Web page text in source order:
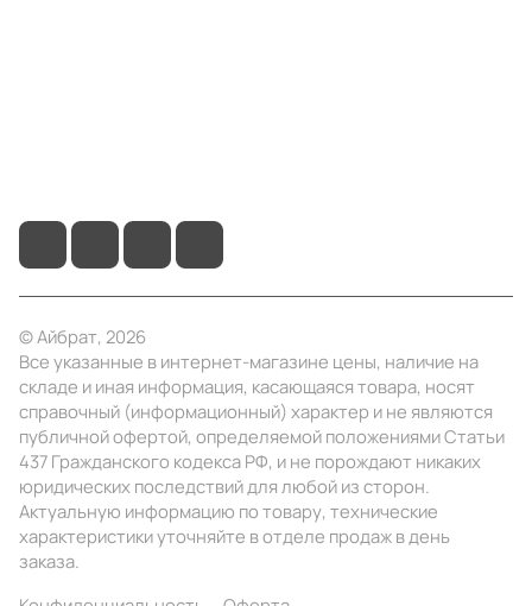
© Айбрат, 2026
Все указанные в интернет-магазине цены, наличие на
складе и иная информация, касающаяся товара, носят
справочный (информационный) характер и не являются
публичной офертой, определяемой положениями Статьи
437 Гражданского кодекса РФ, и не порождают никаких
юридических последствий для любой из сторон.
Актуальную информацию по товару, технические
характеристики уточняйте в отделе продаж в день
заказа.